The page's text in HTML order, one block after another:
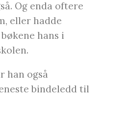
Og enda oftere
eller hadde
hans i
han også
bindeledd til